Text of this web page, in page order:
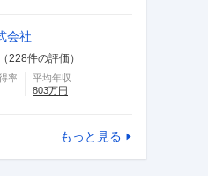
会社
（228件の評価）
率
平均年収
803万円
もっと見る